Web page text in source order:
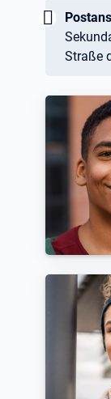
Wichtig:
Straße